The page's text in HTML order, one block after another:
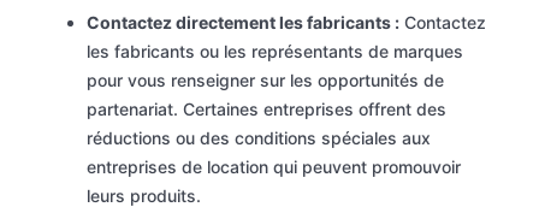
Contactez directement les fabricants : Contactez
les fabricants ou les représentants de marques
pour vous renseigner sur les opportunités de
partenariat. Certaines entreprises offrent des
réductions ou des conditions spéciales aux
entreprises de location qui peuvent promouvoir
leurs produits.